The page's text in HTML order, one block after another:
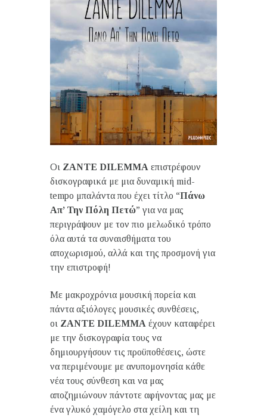
Οι ZANTE DILEMMA επιστρέφουν
δισκογραφικά με μια δυναμική mid-
tempo μπαλάντα που έχει τίτλο “Πάνω
Απ’ Την Πόλη Πετώ” για να μας
περιγράψουν με τον πιο μελωδικό τρόπο
όλα αυτά τα συναισθήματα του
αποχωρισμού, αλλά και της προσμονή για
την επιστροφή!
Με μακροχρόνια μουσική πορεία και
πάντα αξιόλογες μουσικές συνθέσεις,
οι ZANTE DILEMMA έχουν καταφέρει
με την δισκογραφία τους να
δημιουργήσουν τις προϋποθέσεις, ώστε
να περιμένουμε με ανυπομονησία κάθε
νέα τους σύνθεση και να μας
αποζημιώνουν πάντοτε αφήνοντας μας με
ένα γλυκό χαμόγελο στα χείλη και τη